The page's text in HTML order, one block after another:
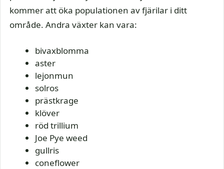
kommer att öka populationen av fjärilar i ditt
område. Andra växter kan vara:
bivaxblomma
aster
lejonmun
solros
prästkrage
klöver
röd trillium
Joe Pye weed
gullris
coneflower